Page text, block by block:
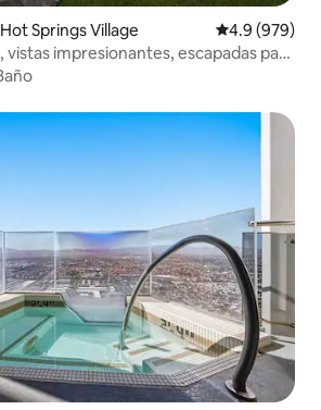
Springs Village Calificación
4.9 (979)
vistas impresionantes, escapadas para